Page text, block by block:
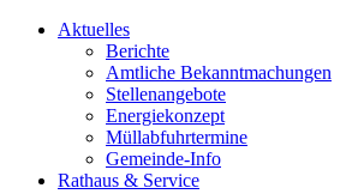
Aktuelles
Berichte
Amtliche Bekanntmachungen
Stellenangebote
Energiekonzept
Müllabfuhrtermine
Gemeinde-Info
Rathaus & Service